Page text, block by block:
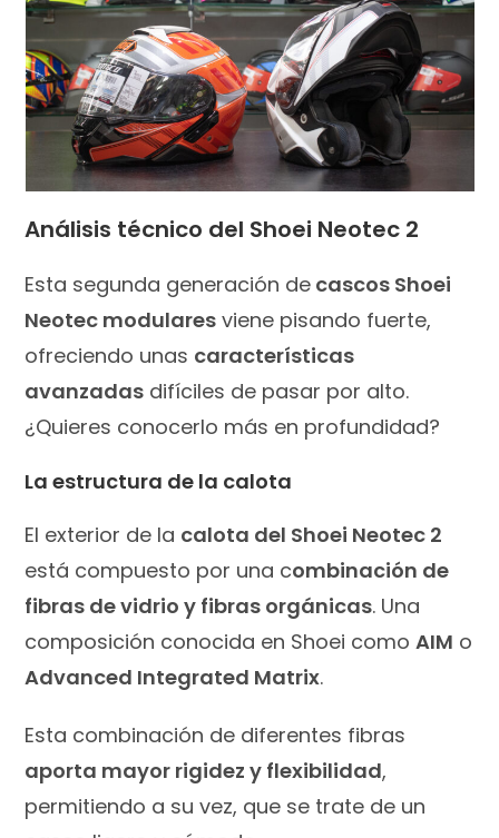
Análisis técnico del Shoei Neotec 2
Esta segunda generación de cascos Shoei
Neotec modulares viene pisando fuerte,
ofreciendo unas características
avanzadas difíciles de pasar por alto.
¿Quieres conocerlo más en profundidad?
La estructura de la calota
El exterior de la calota del Shoei Neotec 2
está compuesto por una combinación de
fibras de vidrio y fibras orgánicas. Una
composición conocida en Shoei comoAIM o
Advanced Integrated Matrix.
Esta combinación de diferentes fibras
aporta mayor rigidez y flexibilidad,
permitiendo a su vez, que se trate de un